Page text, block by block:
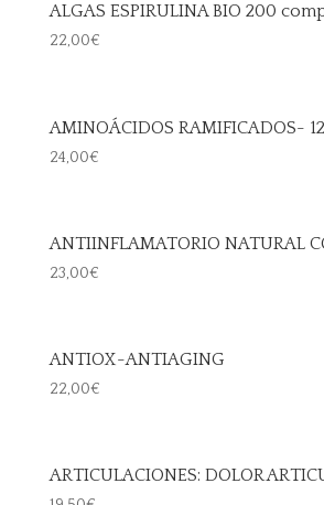
ALGAS ESPIRULINA BIO 200
22,00€
AMINOÁCIDOS RAMIFICADOS-
24,00€
ANTIINFLAMATORIO NATURAL
23,00€
ANTIOX-ANTIAGING
22,00€
ARTICULACIONES: DOLOR